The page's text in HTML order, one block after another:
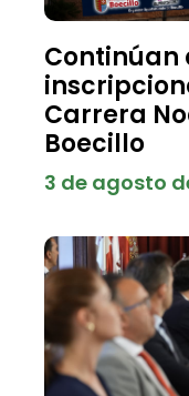
Continúan
Carrera
Boecillo
3 de agosto